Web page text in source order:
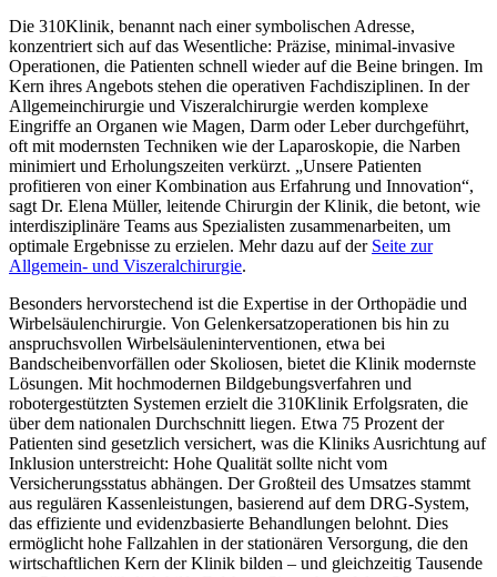
Die 310Klinik, benannt nach einer symbolischen Adresse,
konzentriert sich auf das Wesentliche: Präzise, minimal-invasive
Operationen, die Patienten schnell wieder auf die Beine bringen. Im
Kern ihres Angebots stehen die operativen Fachdisziplinen. In der
Allgemeinchirurgie und Viszeralchirurgie werden komplexe
Eingriffe an Organen wie Magen, Darm oder Leber durchgeführt,
oft mit modernsten Techniken wie der Laparoskopie, die Narben
minimiert und Erholungszeiten verkürzt. „Unsere Patienten
profitieren von einer Kombination aus Erfahrung und Innovation“,
sagt Dr. Elena Müller, leitende Chirurgin der Klinik, die betont, wie
interdisziplinäre Teams aus Spezialisten zusammenarbeiten, um
optimale Ergebnisse zu erzielen. Mehr dazu auf der Seite zur
Allgemein- und Viszeralchirurgie.
Besonders hervorstechend ist die Expertise in der Orthopädie und
Wirbelsäulenchirurgie. Von Gelenkersatzoperationen bis hin zu
anspruchsvollen Wirbelsäuleninterventionen, etwa bei
Bandscheibenvorfällen oder Skoliosen, bietet die Klinik modernste
Lösungen. Mit hochmodernen Bildgebungsverfahren und
robotergestützten Systemen erzielt die 310Klinik Erfolgsraten, die
über dem nationalen Durchschnitt liegen. Etwa 75 Prozent der
Patienten sind gesetzlich versichert, was die Kliniks Ausrichtung auf
Inklusion unterstreicht: Hohe Qualität sollte nicht vom
Versicherungsstatus abhängen. Der Großteil des Umsatzes stammt
aus regulären Kassenleistungen, basierend auf dem DRG-System,
das effiziente und evidenzbasierte Behandlungen belohnt. Dies
ermöglicht hohe Fallzahlen in der stationären Versorgung, die den
wirtschaftlichen Kern der Klinik bilden – und gleichzeitig Tausende